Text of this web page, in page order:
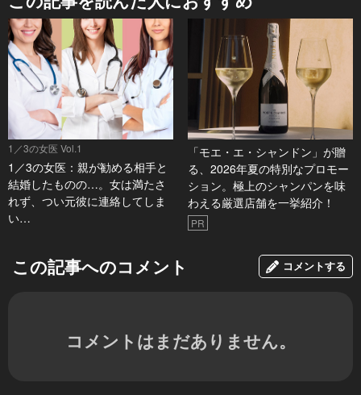
1／3の女医 Vol.1
1／3の女医：親が勧める相手と
結婚したものの…。女は満たさ
れず、つい元彼に連絡してしま
い…
「モエ・エ・シャンドン」が贈
る、2026年夏の特別なプロモー
ション。極上のシャンパンを味
わえる厳選店舗を一挙紹介！
PR
この記事へのコメント コメントする
コメントはまだありません。